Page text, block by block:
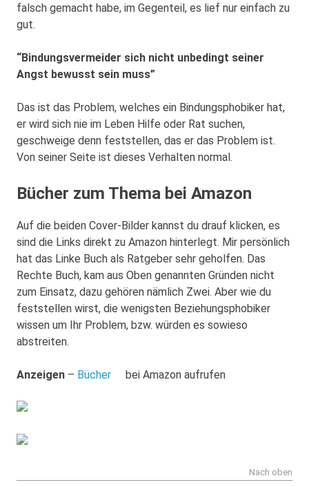
falsch gemacht habe, im Gegenteil, es lief nur einfach zu
gut.
“Bindungsvermeider sich nicht unbedingt seiner
Angst bewusst sein muss”
Das ist das Problem, welches ein Bindungsphobiker hat,
er wird sich nie im Leben Hilfe oder Rat suchen,
geschweige denn feststellen, das er das Problem ist.
Von seiner Seite ist dieses Verhalten normal.
Bücher zum Thema bei Amazon
Auf die beiden Cover-Bilder kannst du drauf klicken, es
sind die Links direkt zu Amazon hinterlegt. Mir persönlich
hat das Linke Buch als Ratgeber sehr geholfen. Das
Rechte Buch, kam aus Oben genannten Gründen nicht
zum Einsatz, dazu gehören nämlich Zwei. Aber wie du
feststellen wirst, die wenigsten Beziehungsphobiker
wissen um Ihr Problem, bzw. würden es sowieso
abstreiten.
Anzeigen – Bücher bei Amazon aufrufen
Nach oben